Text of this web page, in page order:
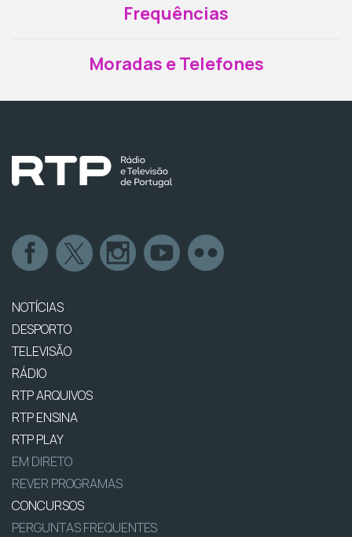
Frequências
Moradas e Telefones
NOTÍCIAS
DESPORTO
TELEVISÃO
RÁDIO
RTP ARQUIVOS
RTP ENSINA
RTP PLAY
EM DIRETO
REVER PROGRAMAS
CONCURSOS
PERGUNTAS FREQUENTES